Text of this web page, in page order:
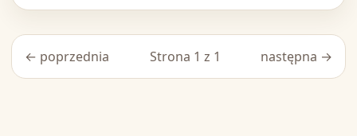
← poprzednia Strona 1 z 1 następna →